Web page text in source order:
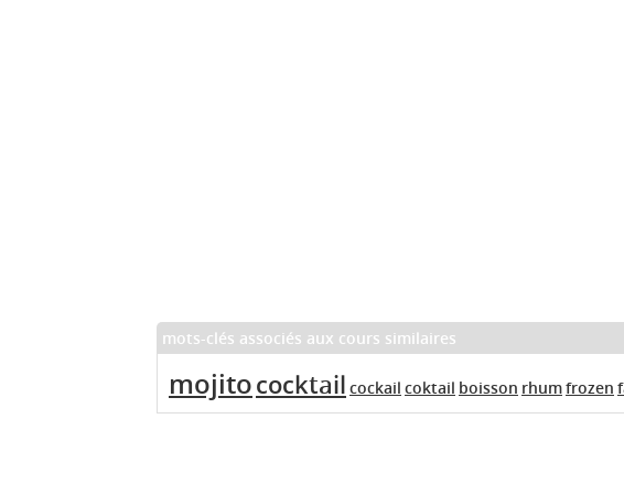
mots-clés associés aux cours similaires
mojitococktail cockail coktail boisson rhumfrozen